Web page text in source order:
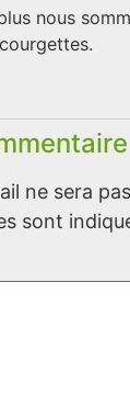
nous
ne sera
sont